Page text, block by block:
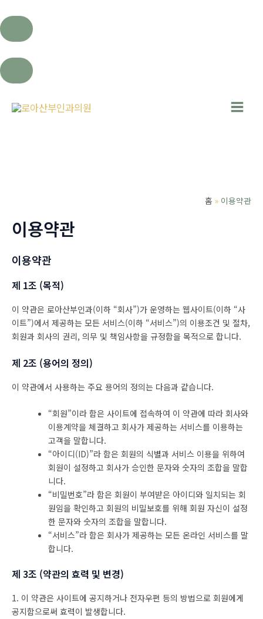
Main
홈 이용약관
이용약관
이용약관
제 1조 (목적)
이 약관은 로아산부인과(이하 “회사”)가 운영하는 웹사이트(이하 “사
이트”)에서 제공하는 모든 서비스(이하 “서비스”)의 이용조건 및 절차,
회원과 회사의 권리, 의무 및 책임사항을 규정함을 목적으로 합니다.
제 2조 (용어의 정의)
이 약관에서 사용하는 주요 용어의 정의는 다음과 같습니다.
“회원”이라 함은 사이트에 접속하여 이 약관에 따라 회사와
이용계약을 체결하고 회사가 제공하는 서비스를 이용하는
고객을 말합니다.
“아이디(ID)”라 함은 회원의 식별과 서비스 이용을 위하여
회원이 설정하고 회사가 승인한 문자와 숫자의 조합을 말합
니다.
“비밀번호”라 함은 회원이 부여받은 아이디와 일치되는 회
원임을 확인하고 회원의 비밀보호를 위해 회원 자신이 설정
한 문자와 숫자의 조합을 말합니다.
“서비스”라 함은 회사가 제공하는 모든 온라인 서비스를 말
합니다.
제 3조 (약관의 효력 및 변경)
1. 이 약관은 사이트에 공지하거나 전자우편 등의 방법으로 회원에게
공지함으로써 효력이 발생합니다.